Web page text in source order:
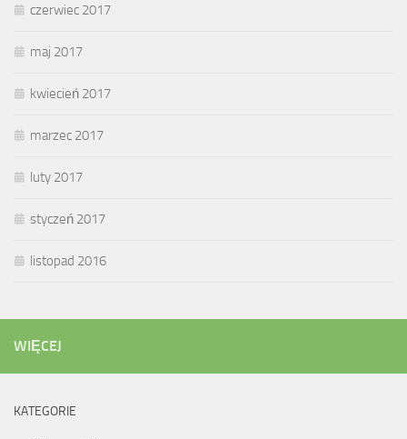
czerwiec 2017
maj 2017
kwiecień 2017
marzec 2017
luty 2017
styczeń 2017
listopad 2016
WIĘCEJ
KATEGORIE